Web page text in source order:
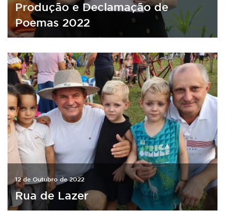
Produção e Declamação de
Poemas 2022
12 de Outubro de 2022
Rua de Lazer